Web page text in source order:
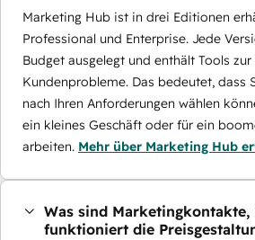
Marketing Hub ist in drei Editionen
Professional und Enterprise. Jede
Budget ausgelegt und enthält Tools
Kundenprobleme. Das bedeutet, dass
nach Ihren Anforderungen wählen
ein kleines Geschäft oder für ein
arbeiten. Mehr über Marketing Hub
Was sind Marketingkontakte,
funktioniert die